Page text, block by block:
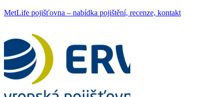
MetLife pojišťovna – nabídka pojištění, recenze, kontakt